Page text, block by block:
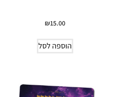
₪15.00
הוספה לסל